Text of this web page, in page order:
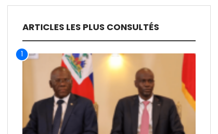
ARTICLES LES PLUS CONSULTÉS
1